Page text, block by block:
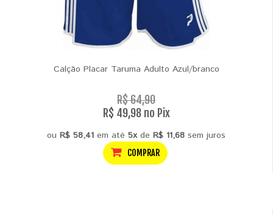
Calção Placar Taruma Adulto Azul/branco
R$ 64,90
R$ 49,98 no Pix
ou R$ 58,41 em até 5xde R$ 11,68 sem juros
COMPRAR